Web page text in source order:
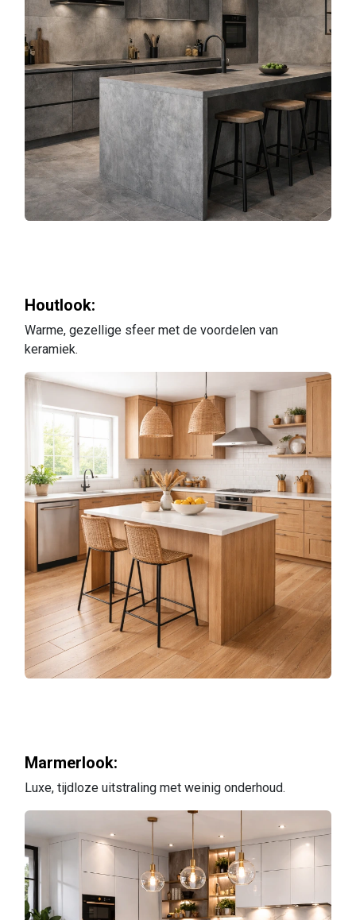
Houtlook:
Warme, gezellige sfeer met de voordelen van
keramiek.
Marmerlook:
Luxe, tijdloze uitstraling met weinig onderhoud.